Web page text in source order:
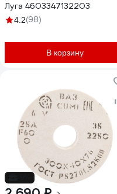
Луга 4603347132203
4.2(98)
В корзину